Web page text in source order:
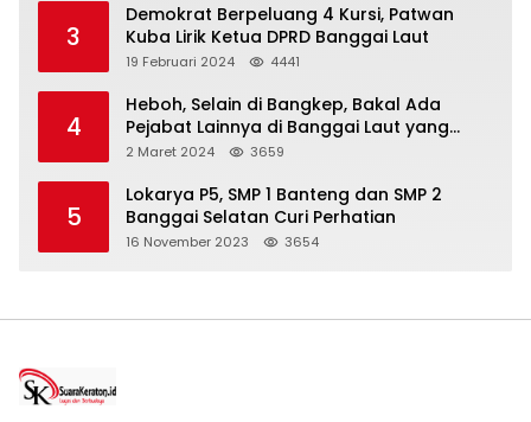
3
Demokrat Berpeluang 4 Kursi, Patwan
Kuba Lirik Ketua DPRD Banggai Laut
19 Februari 2024 4441
4
Heboh, Selain di Bangkep, Bakal Ada
Pejabat Lainnya di Banggai Laut yang
Bakal di Ciduk, Bagini Kata Kapolres!
2 Maret 2024 3659
5
Lokarya P5, SMP 1 Banteng dan SMP 2
Banggai Selatan Curi Perhatian
16 November 2023 3654